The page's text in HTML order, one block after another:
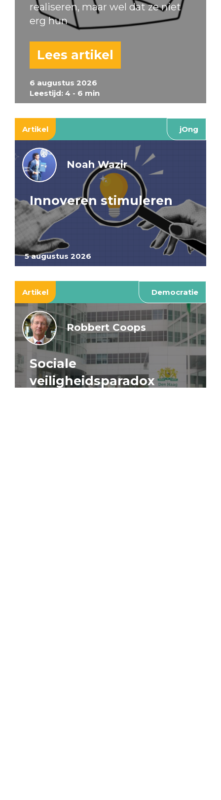
6 augustus 2026
Leestijd: 4 - 6 min
realiseren, maar wel dat ze niet
erg hun
Lees artikel
Artikel jOng
5 augustus 2026
Noah Wazir
Innoveren stimuleren
Artikel Democratie
Robbert Coops
Sociale
veiligheidsparadox